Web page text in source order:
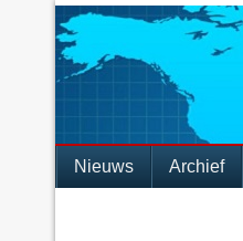
Nieuws Archief